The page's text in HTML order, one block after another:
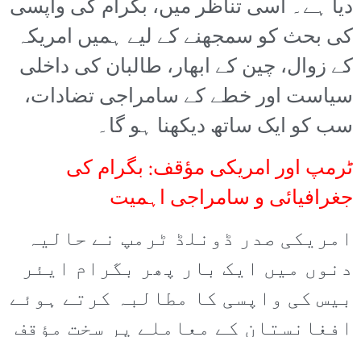
دیا ہے۔ اسی تناظر میں، بگرام کی واپسی
کی بحث کو سمجھنے کے لیے ہمیں امریکہ
کے زوال، چین کے ابھار، طالبان کی داخلی
سیاست اور خطے کے سامراجی تضادات،
سب کو ایک ساتھ دیکھنا ہو گا۔
ٹرمپ اور امریکی مؤقف: بگرام کی
جغرافیائی و سامراجی اہمیت
امریکی صدر ڈونلڈ ٹرمپ نے حالیہ
دنوں میں ایک بار پھر بگرام ایئر
بیس کی واپسی کا مطالبہ کرتے ہوئے